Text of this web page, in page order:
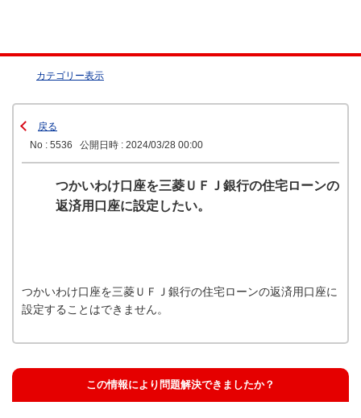
カテゴリー表示
戻る
No : 5536
公開日時 : 2024/03/28 00:00
つかいわけ口座を三菱ＵＦＪ銀行の住宅ローンの
返済用口座に設定したい。
つかいわけ口座を三菱ＵＦＪ銀行の住宅ローンの返済用口座に
設定することはできません。
この情報により問題解決できましたか？